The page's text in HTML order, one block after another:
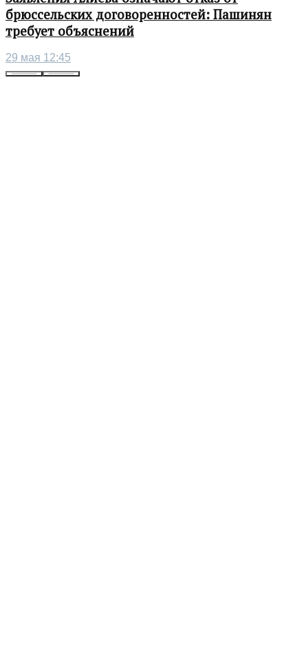
брюссельских договоренностей: Пашинян
требует объяснений
29 мая 12:45